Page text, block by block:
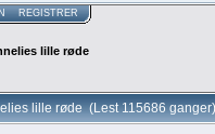
REGISTRER
lille røde
lille røde (Lest 115686 ganger)